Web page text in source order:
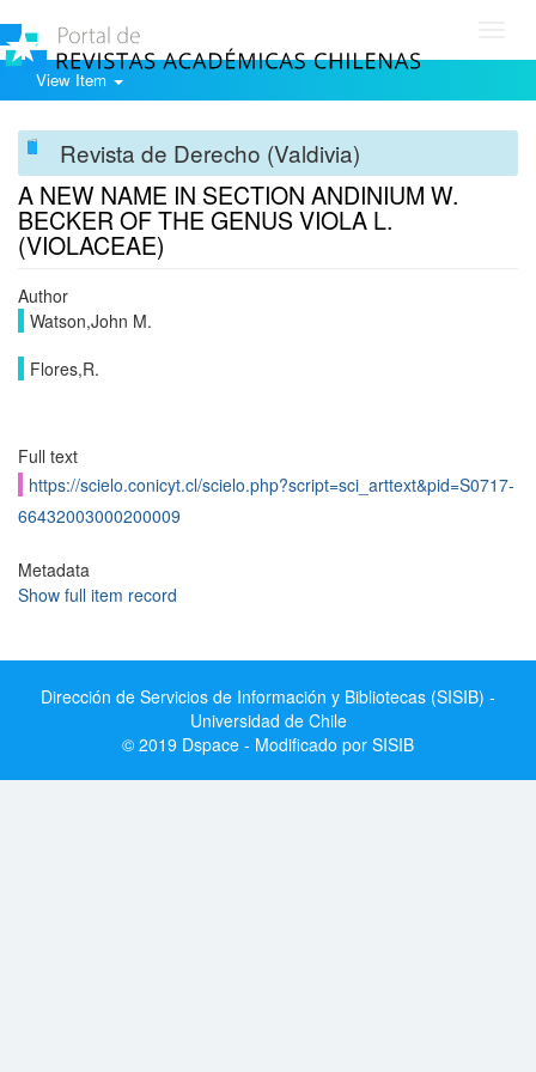
View Item
Revista de Derecho (Valdivia)
A NEW NAME IN SECTION ANDINIUM W.
BECKER OF THE GENUS VIOLA L.
(VIOLACEAE)
Author
Watson,John M.
Flores,R.
Full text
https://scielo.conicyt.cl/scielo.php?script=sci_arttext&pid=S0717-
66432003000200009
Metadata
Show full item record
Dirección de Servicios de Información y Bibliotecas (SISIB) -
Universidad de Chile
© 2019 Dspace - Modificado por SISIB